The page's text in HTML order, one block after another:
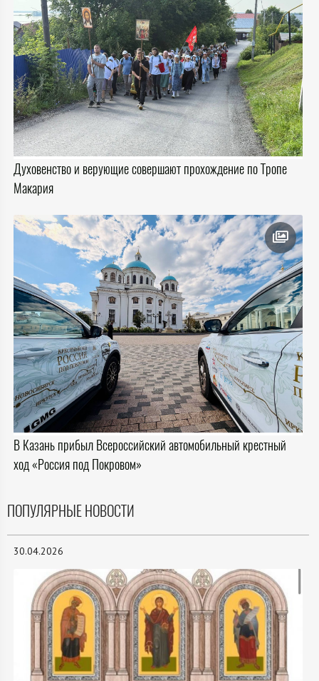
Духовенство и верующие совершают прохождение по Тропе
Макария
В Казань прибыл Всероссийский автомобильный крестный
ход «Россия под Покровом»
ПОПУЛЯРНЫЕ НОВОСТИ
30.04.2026